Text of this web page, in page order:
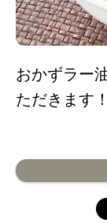
おかずラー
ただきます！